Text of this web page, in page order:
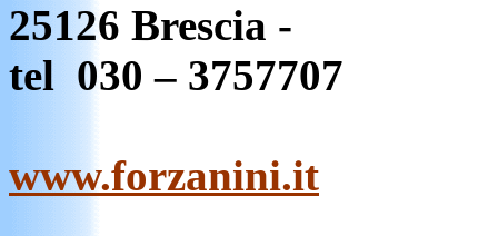
25126 Brescia -
tel 030 – 3757707
www.forzanini.it